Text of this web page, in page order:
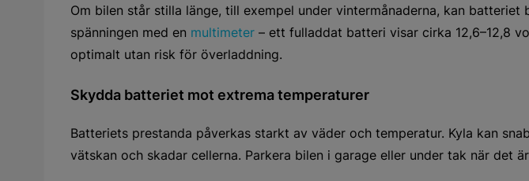
Om bilen står stilla länge, till exempel under vintermånaderna, kan batteriet
spänningen med en multimeter – ett fulladdat batteri visar cirka 12,6–12,8
optimalt utan risk för överladdning.
Skydda batteriet mot extrema temperaturer
Batteriets prestanda påverkas starkt av väder och temperatur. Kyla kan
vätskan och skadar cellerna. Parkera bilen i garage eller under tak när det